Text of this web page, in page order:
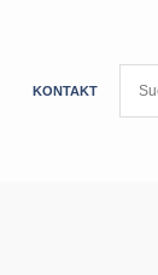
KONTAKT